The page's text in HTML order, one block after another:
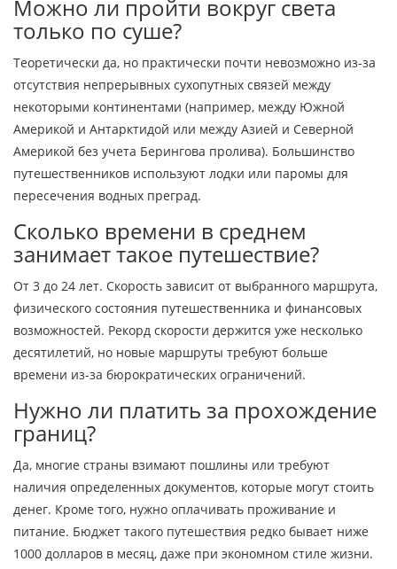
Можно ли пройти вокруг света
только по суше?
Теоретически да, но практически почти невозможно из-за
отсутствия непрерывных сухопутных связей между
некоторыми континентами (например, между Южной
Америкой и Антарктидой или между Азией и Северной
Америкой без учета Берингова пролива). Большинство
путешественников используют лодки или паромы для
пересечения водных преград.
Сколько времени в среднем
занимает такое путешествие?
От 3 до 24 лет. Скорость зависит от выбранного маршрута,
физического состояния путешественника и финансовых
возможностей. Рекорд скорости держится уже несколько
десятилетий, но новые маршруты требуют больше
времени из-за бюрократических ограничений.
Нужно ли платить за прохождение
границ?
Да, многие страны взимают пошлины или требуют
наличия определенных документов, которые могут стоить
денег. Кроме того, нужно оплачивать проживание и
питание. Бюджет такого путешествия редко бывает ниже
1000 долларов в месяц, даже при экономном стиле жизни.